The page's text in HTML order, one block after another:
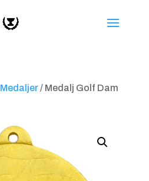
Medaljer/ Medalj Golf Dam